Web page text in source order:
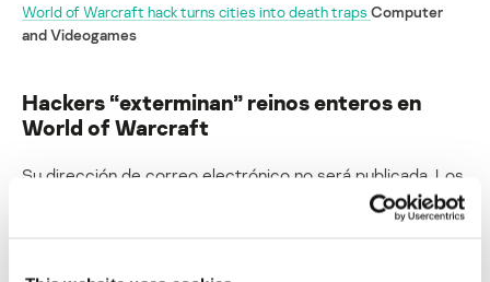
World of Warcraft hack turns cities into death traps Computer
and Videogames
Hackers “exterminan” reinos enteros en
World of Warcraft
Su dirección de correo electrónico no será publicada. Los